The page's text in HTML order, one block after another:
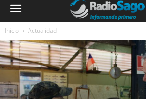
Inicio Actualidad